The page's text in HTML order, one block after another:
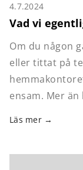
4.7.2024
Vad vi
Om du någon
eller tittat på
ensam. Mer
Läs mer